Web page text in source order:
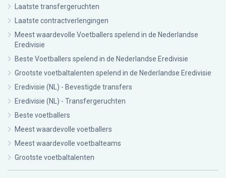
Laatste transfergeruchten
Laatste contractverlengingen
Meest waardevolle Voetballers spelend in de Nederlandse
Eredivisie
Beste Voetballers spelend in de Nederlandse Eredivisie
Grootste voetbaltalenten spelend in de Nederlandse Eredivisie
Eredivisie (NL) - Bevestigde transfers
Eredivisie (NL) - Transfergeruchten
Beste voetballers
Meest waardevolle voetballers
Meest waardevolle voetbalteams
Grootste voetbaltalenten